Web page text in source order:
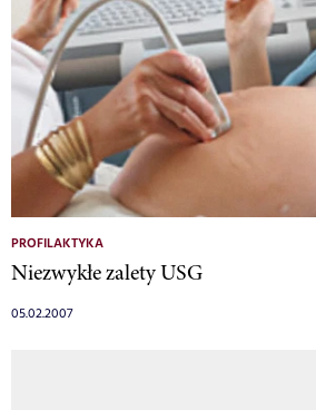
PROFILAKTYKA
Niezwykłe zalety USG
05.02.2007